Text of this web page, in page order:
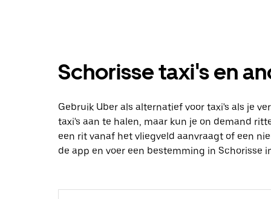
Schorisse taxi's en
Gebruik Uber als alternatief voor taxi's als je
taxi's aan te halen, maar kun je on demand
een rit vanaf het vliegveld aanvraagt of een
de app en voer een bestemming in Schorisse